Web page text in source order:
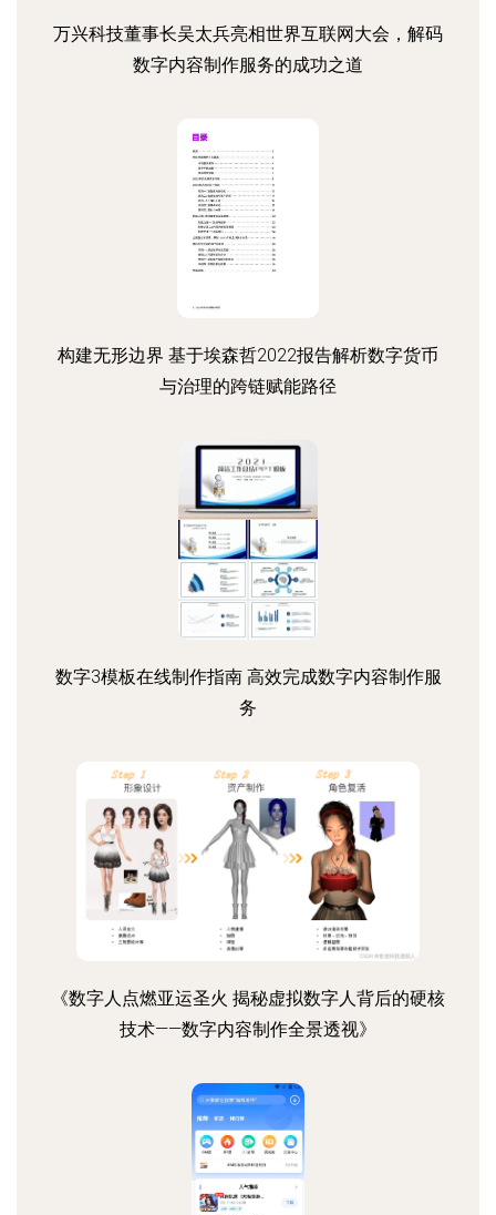
万兴科技董事长吴太兵亮相世界互联网大会，解码
数字内容制作服务的成功之道
构建无形边界 基于埃森哲2022报告解析数字货币
与治理的跨链赋能路径
数字3模板在线制作指南 高效完成数字内容制作服
务
《数字人点燃亚运圣火 揭秘虚拟数字人背后的硬核
技术——数字内容制作全景透视》